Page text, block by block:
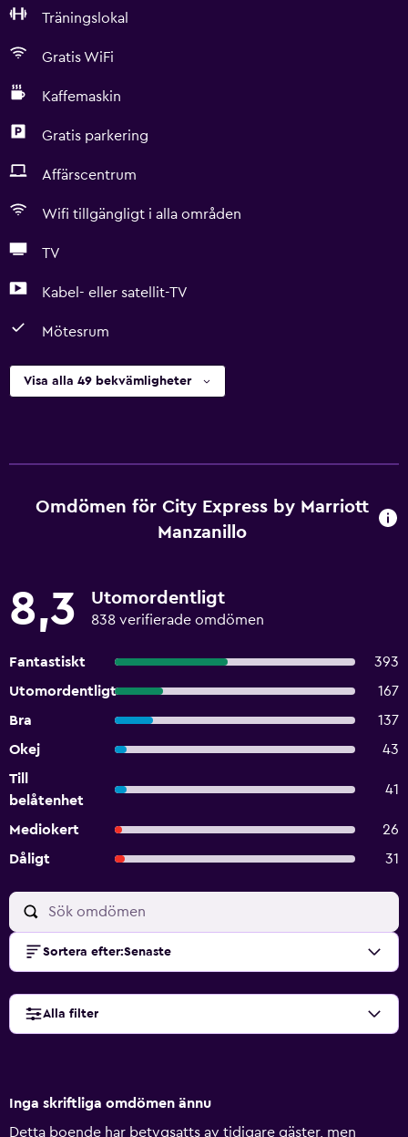
Träningslokal
Gratis WiFi
Kaffemaskin
Gratis parkering
Affärscentrum
Wifi tillgängligt i alla områden
TV
Kabel- eller satellit-TV
Mötesrum
Visa alla 49 bekvämligheter
Omdömen för City Express by Marriott
Manzanillo
8,3 Utomordentligt
838 verifierade omdömen
Fantastiskt
393
Utomordentligt
167
Bra
137
Okej
43
Till
belåtenhet
41
Mediokert
26
Dåligt
31
Sortera efter:Senaste
Alla filter
Inga skriftliga omdömen ännu
Detta boende har betygsatts av tidigare gäster, men